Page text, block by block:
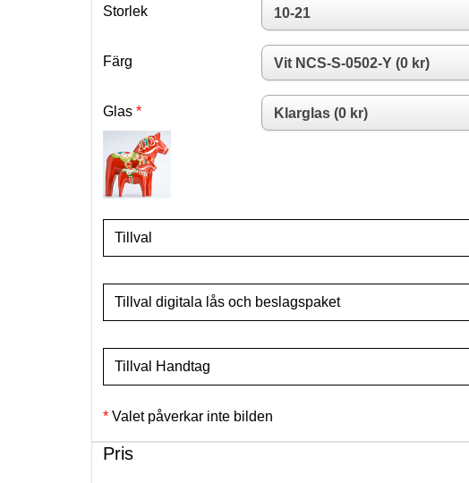
Storlek
Färg
Glas
Tillval
Tillval digitala lås och beslagspaket
Tillval Handtag
Valet påverkar inte bilden
Pris